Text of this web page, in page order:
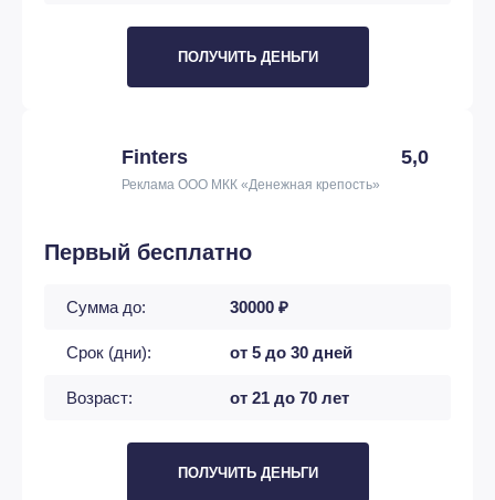
ПОЛУЧИТЬ ДЕНЬГИ
Finters 5,0
Реклама ООО МКК «Денежная крепость»
Первый бесплатно
Сумма до: 30000 ₽
Срок (дни): от 5 до 30 дней
Возраст: от 21 до 70 лет
ПОЛУЧИТЬ ДЕНЬГИ